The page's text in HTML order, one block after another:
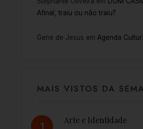
Afinal, traiu ou não traiu?
Gene de Jesus em Agenda
MAIS VISTOS DA
Arte e Identidade